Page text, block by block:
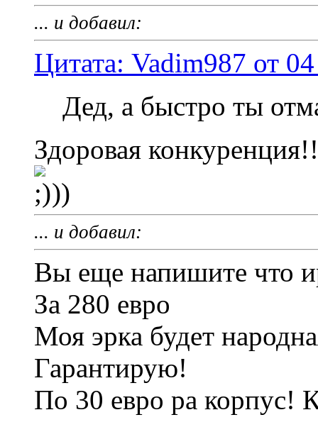
... и добавил:
Цитата: Vadim987 от
Дед, а быстро ты
Здоровая
))
... и добавил:
Вы еще напишите что
За 280 евро
Моя эрка будет
Гарантирую!
По 30 евро ра корпус!